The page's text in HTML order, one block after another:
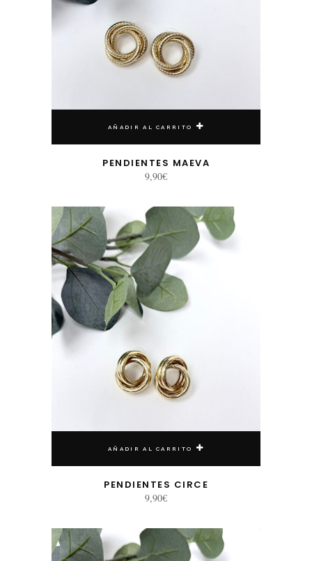
AÑADIR AL CARRITO
PENDIENTES MAEVA
9,90€
AÑADIR AL CARRITO
PENDIENTES CIRCE
9,90€